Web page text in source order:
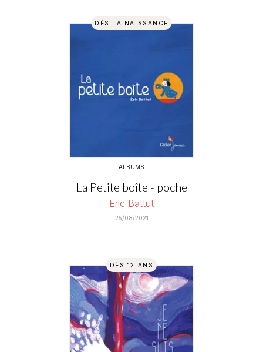
DÈS LA NAISSANCE
ALBUMS
La Petite boîte - poche
Eric Battut
25/08/2021
DÈS 12 ANS